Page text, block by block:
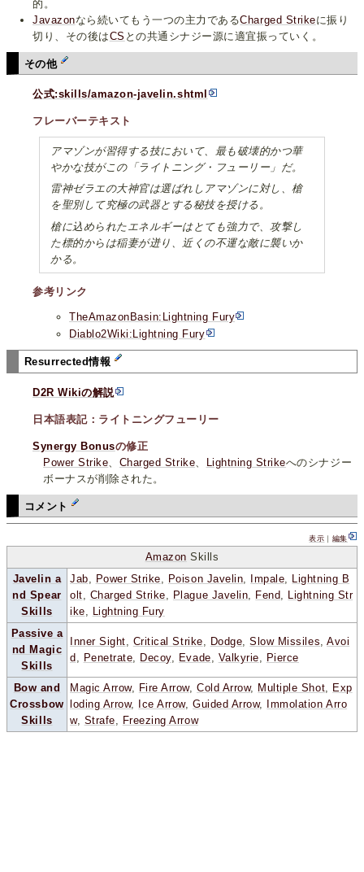
的。
Javazonなら続いてもう一つの主力であるCharged Strikeに振り
切り、その後はCS との共通シナジー源に適宜振っていく。
その他
公式:skills/amazon-javelin.shtml
フレーバーテキスト
アマゾンが習得する技において、最も破壊的かつ華
やかな技がこの「ライトニング・フューリー」だ。
雷神ゼラエの大神官は選ばれしアマゾンに対し、槍
を聖別して究極の武器とする秘技を授ける。
槍に込められたエネルギーはとても強力で、攻撃し
た標的からは稲妻が迸り、近くの不運な敵に襲いか
かる。
参考リンク
TheAmazonBasin:Lightning Fury
Diablo2Wiki:Lightning Fury
Resurrected情報
D2R Wikiの解説
日本語表記：ライトニングフューリー
Synergy Bonusの修正
Power Strike
Charged Strike Lightning Strikeへのシナジー
ボーナスが削除された。
コメント
表示 ｜ 編集
Amazon Skills
Javelin a
nd Spear
Skills
Jab, Power Strike, Poison Javelin, Impale, Lightning B
olt, Charged Strike, Plague Javelin, Fend, Lightning Str
ike, Lightning Fury
Passive a
nd Magic
Skills
Inner Sight, Critical Strike, Dodge,Slow Missiles,Avoi
d , Penetrate, Decoy, Evade, Valkyrie, Pierce
Bow and
Crossbow
Skills
Magic Arrow, Fire Arrow,Cold Arrow, Multiple Shot, Exp
loding Arrow, Ice Arrow,Guided Arrow,
Immolation Arro
w, Strafe, Freezing Arrow